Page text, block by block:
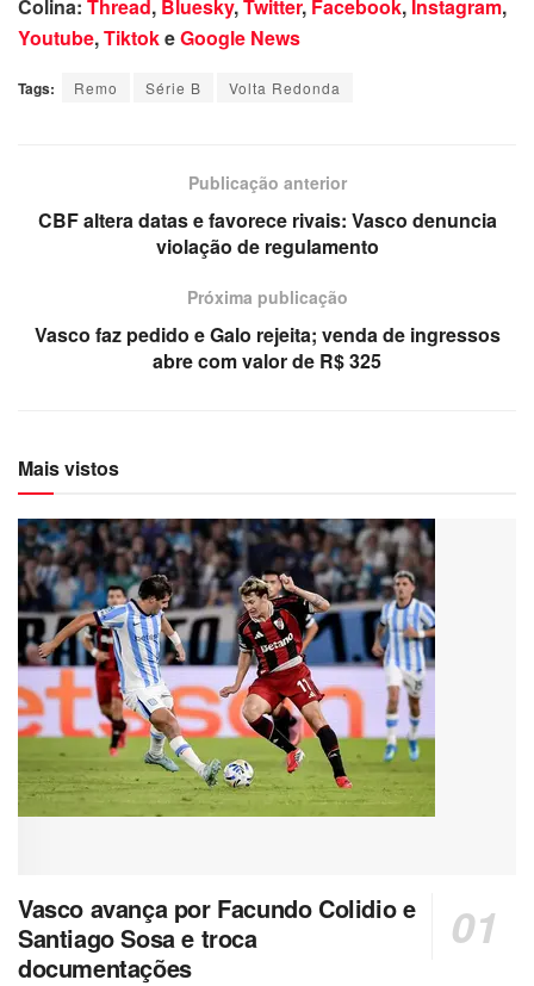
Colina: Thread, Bluesky,Twitter, Facebook, Instagram,
Youtube,TiktokeGoogle News
Tags: Remo Série B Volta Redonda
Publicação anterior
CBF altera datas e favorece rivais: Vasco denuncia
violação de regulamento
Próxima publicação
Vasco faz pedido e Galo rejeita; venda de ingressos
abre com valor de R$ 325
Mais vistos
Vasco avança por Facundo Colidio e
Santiago Sosa e troca
documentações